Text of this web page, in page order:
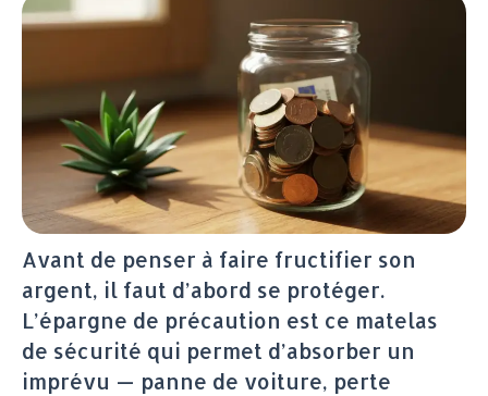
Avant de penser à faire fructifier son
argent, il faut d’abord se protéger.
L’épargne de précaution est ce matelas
de sécurité qui permet d’absorber un
imprévu — panne de voiture, perte